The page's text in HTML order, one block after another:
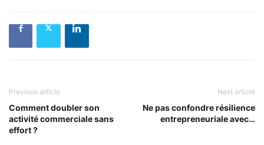
Previous article
Comment doubler son
activité commerciale sans
effort ?
Next article
Ne pas confondre résilience
entrepreneuriale avec…